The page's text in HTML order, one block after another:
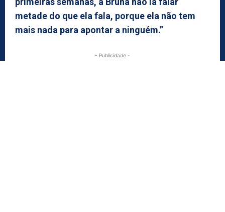
metade do que ela fala, porque ela não tem
mais nada para apontar a ninguém.”
- Publicidade -